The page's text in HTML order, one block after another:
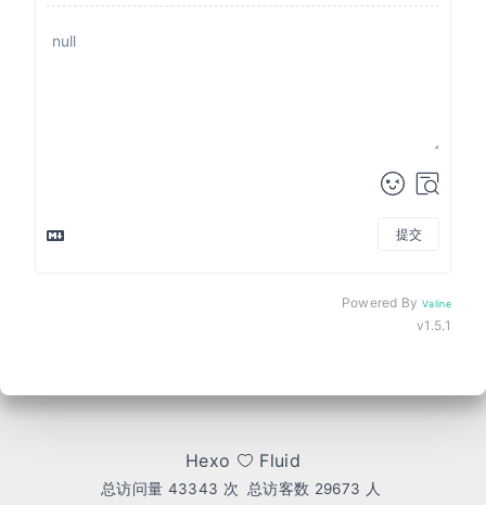
提交
Powered ByValine
v1.5.1
Hexo Fluid
总访问量 43343 次 总访客数 29673 人